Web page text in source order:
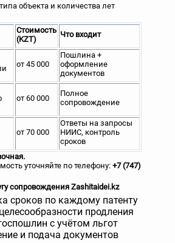
объекта и количества лет
Стоимость
(KZT)
Что входит
от 45 000
Пошлина +
оформление
документов
от 60 000
Полное
сопровождение
от 70 000
Ответы на запросы
НИИС, контроль
сроков
уточняйте по телефону: +7 (747)
сопровождения Zashitaidei.kz
сроков по каждому патенту
продления
с учётом льгот
и подача документов